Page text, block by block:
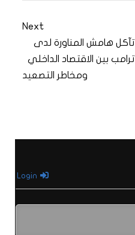
Next
تآكل هامش المناورة لدى
ترامب بين الاقتصاد الداخلي
ومخاطر التصعيد